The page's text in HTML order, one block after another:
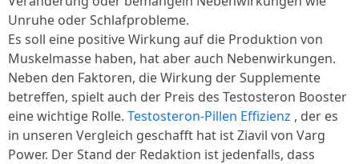
Unruhe oder Schlafprobleme.
Es soll eine positive Wirkung auf die Produktion von
Muskelmasse haben, hat aber auch Nebenwirkungen.
Neben den Faktoren, die Wirkung der Supplemente
betreffen, spielt auch der Preis des Testosteron Booster
eine wichtige Rolle. Testosteron-Pillen Effizienz , der es
in unseren Vergleich geschafft hat ist Ziavil von Varg
Power. Der Stand der Redaktion ist jedenfalls, dass